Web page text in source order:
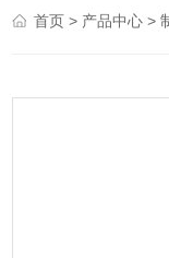
首页 > 产品中心 >